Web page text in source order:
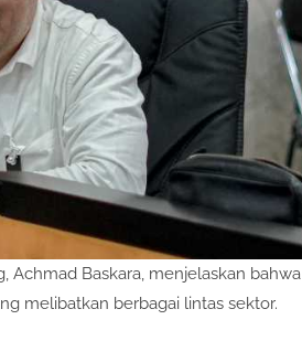
Achmad Baskara, menjelaskan bahwa
melibatkan berbagai lintas sektor.